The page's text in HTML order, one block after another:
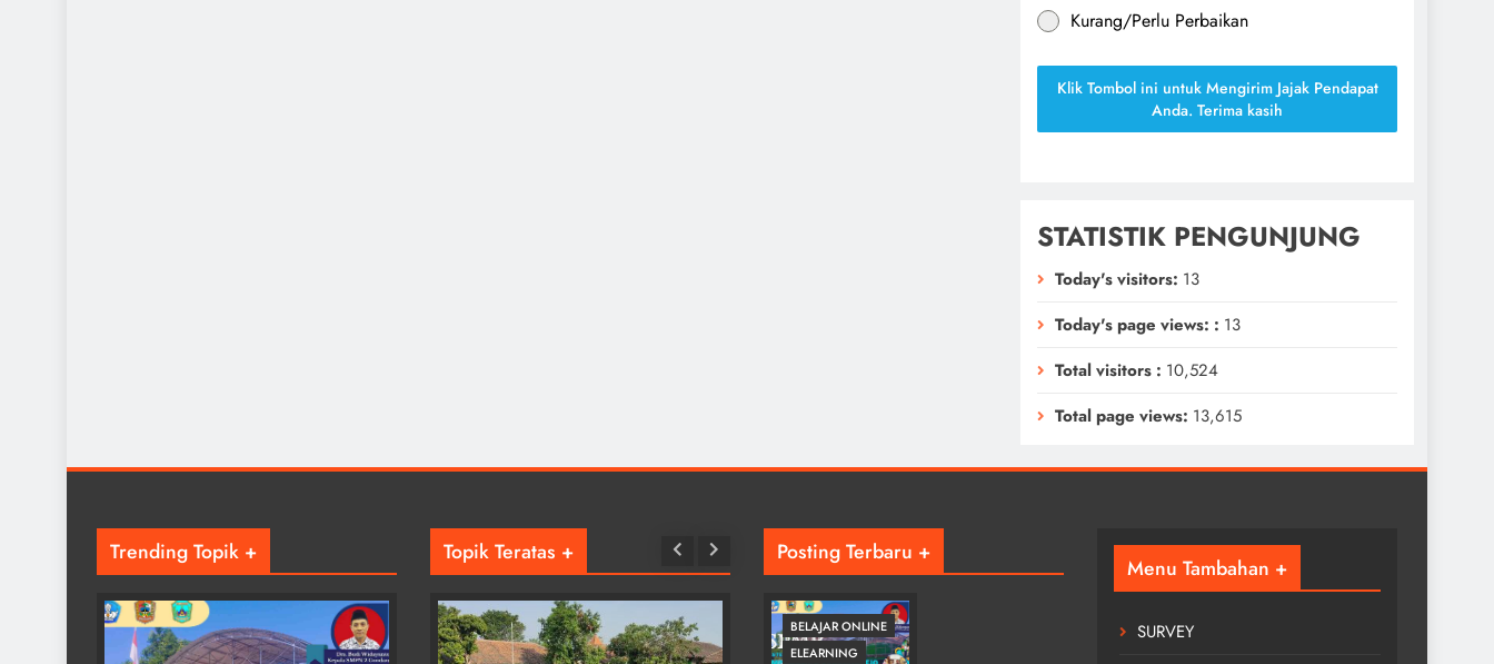
Kurang/Perlu Perbaikan
Klik Tombol ini untuk Mengirim Jajak Pendapat
Anda. Terima kasih
STATISTIK PENGUNJUNG
Today's visitors: 13
Today's page views: : 13
Total visitors : 10,524
Total page views: 13,615
Trending Topik + Topik Teratas + Posting Terbaru +
BELAJAR ONLINE
ELEARNING
Menu Tambahan +
SURVEY